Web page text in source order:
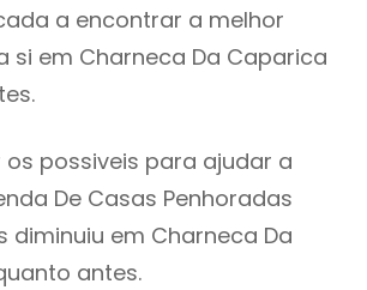
a encontrar a melhor
si em Charneca Da Caparica
os possiveis para ajudar a
De Casas Penhoradas
diminuiu em Charneca Da
antes.